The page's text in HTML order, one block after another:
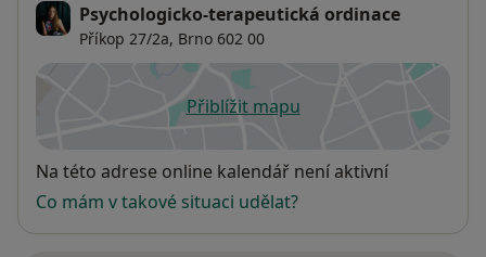
Psychologicko-terapeutická ordinace
Příkop 27/2a, Brno 602 00
Přiblížit mapuse otevře v nové záložce
Dostupnost
Na této adrese online kalendář není aktivní
Co mám v takové situaci udělat?